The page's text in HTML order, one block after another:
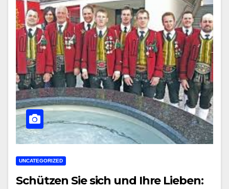
UNCATEGORIZED
Schützen Sie sich und Ihre Lieben: